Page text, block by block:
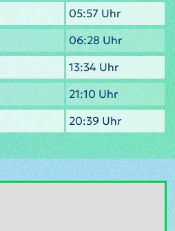
05:57 Uhr
06:28 Uhr
13:34 Uhr
21:10 Uhr
20:39 Uhr